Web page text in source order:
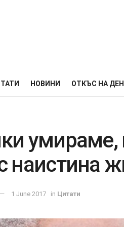
НОВИНИ ОТКЪС НА
наистина
1 June 2017 in Цитати